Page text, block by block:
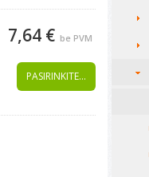
7,64 € be PVM
PASIRINKITE...